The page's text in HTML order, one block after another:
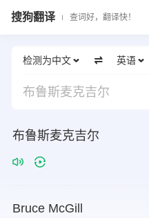
搜狗翻译 查词好，翻译快！
检测为中文 英语
布鲁斯麦克吉尔
布鲁斯麦克吉尔
Bruce McGill